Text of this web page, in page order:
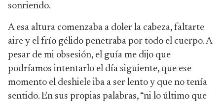
sonriendo.
A esa altura comenzaba a doler la cabeza, faltarte
aire y el frío gélido penetraba por todo el cuerpo. A
pesar de mi obsesión, el guía me dijo que
podríamos intentarlo el día siguiente, que ese
momento el deshiele iba a ser lento y que no tenía
sentido. En sus propias palabras, “ni lo último que